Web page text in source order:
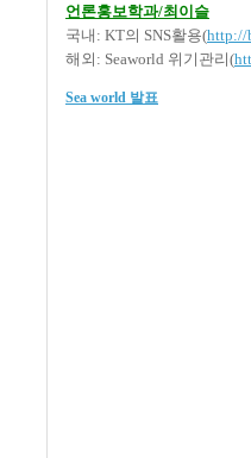
언론홍보학과/최이슬
국내: KT의 SNS활용(http://
해외: Seaworld 위기관리(
Sea world 발표